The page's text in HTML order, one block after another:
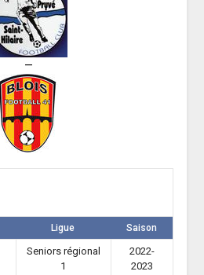
—
Ligue Saison
Seniors régional
1
2022-
2023